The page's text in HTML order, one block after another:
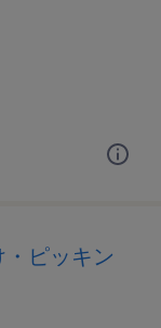
ピッキン